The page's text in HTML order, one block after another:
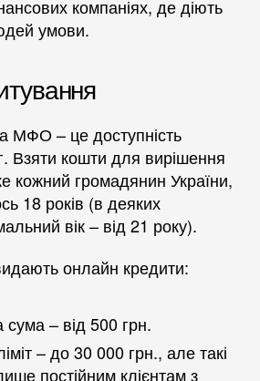
компаніях, де діють
умови.
МФО – це доступність
Взяти кошти для вирішення
кожний громадянин України,
18 років (в деяких
вік – від 21 року).
онлайн кредити:
сума – від 500 грн.
– до 30 000 грн., але такі
постійним клієнтам з